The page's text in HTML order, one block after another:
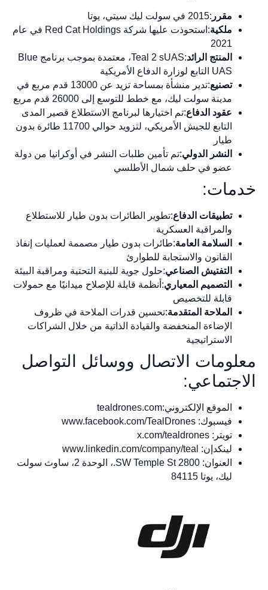
مقرر :2015 في سولت ليك سيتي، يوتا
ملكية
:استحوذت عليها شركة Red Cat Holdings في عام
2021
المنتج الرائد
:Teal 2 sUAS، معتمدة بموجب برنامج Blue
UAS التابع لوزارة الدفاع الأمريكية
تصنيع
:تدير منشأة بمساحة تزيد عن 13000 قدم مربع في
مدينة سولت ليك، مع خطط للتوسع إلى 26000 قدم مربع
عقود الدفاع:تم اختيارها لبرنامج الاستطلاع قصير المدى
التابع للجيش الأمريكي، لتزويد حوالي 11700 طائرة بدون
طيار
النشر الدولي:تم تأمين طلبات النشر في أوكرانيا من دولة
عضو في حلف شمال الأطلسي
خدمات:
تطبيقات الدفاع:تطوير الطائرات بدون طيار للاستطلاع
والمراقبة العسكرية
السلامة العامة:طائرات بدون طيار مصممة لعمليات إنفاذ
القانون والاستجابة للطوارئ
التفتيش الصناعي:حلول جوية للبنية التحتية ومراقبة البيئة
التصميم المعياري:أنظمة قابلة للإصلاح ميدانيًا مع حمولات
قابلة للتخصيص
الملاحة المتقدمة:تحسين قدرات الملاحة في ظروف
الإضاءة المنخفضة والقيادة الذاتية من خلال الشراكات
الاستراتيجية
معلومات الاتصال ووسائل التواصل
الاجتماعي:
الموقع الإلكتروني:tealdrones.com
فيسبوك: www.facebook.com/TealDrones
تويتر: x.com/tealdrones
لينكدإن: www.linkedin.com/company/teal
العنوان: 2800 SW Temple St.، الوحدة 2، ساوث سولت
ليك، يوتا 84115